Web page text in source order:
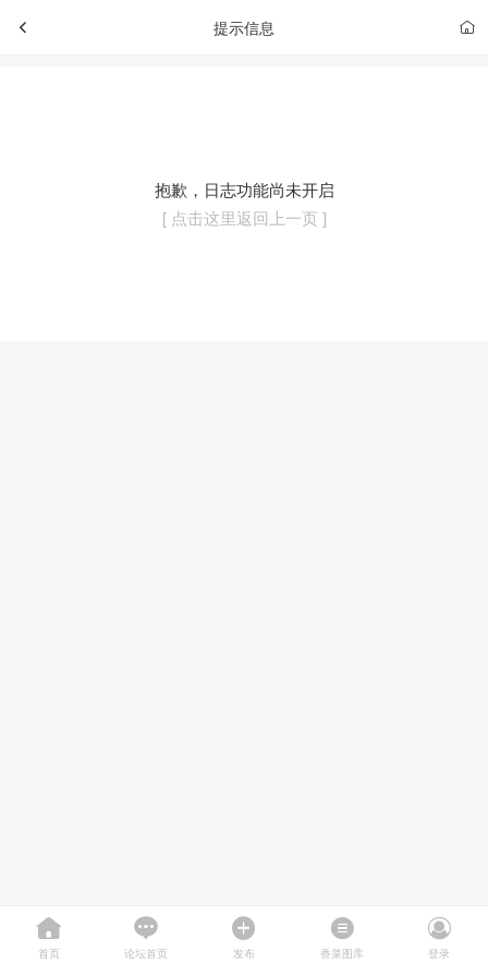
提示信息
抱歉，日志功能尚未开启
[ 点击这里返回上一页 ]
首页 论坛首页 发布 香菜图库 登录